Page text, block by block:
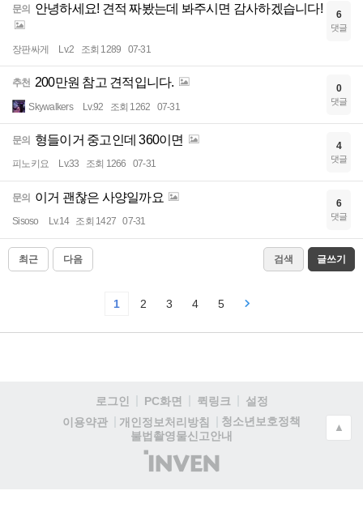
문의 안녕하세요! 견적 짜봤는데 봐주시면 감사하겠습니다!
장판싸게 Lv.2 조회 1289 07-31
6
댓글
추천 200만원 참고 견적입니다.
Skywalkers Lv.92 조회 1262 07-31
0
댓글
문의 형들이거 중고인데 360이면
피노키요 Lv.33 조회 1266 07-31
4
댓글
문의 이거 괜찮은 사양일까요
Sisoso Lv.14 조회 1427 07-31
6
댓글
최근 다음 검색 글쓰기
1 2 3 4 5
로그인 PC화면 퀵링크
설정
이용약관
개인정보처리방침
청소년보호정책
불법촬영물신고안내
(주)
인
▲